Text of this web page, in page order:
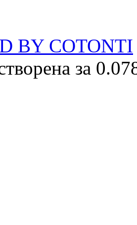
BY COTONTI
за